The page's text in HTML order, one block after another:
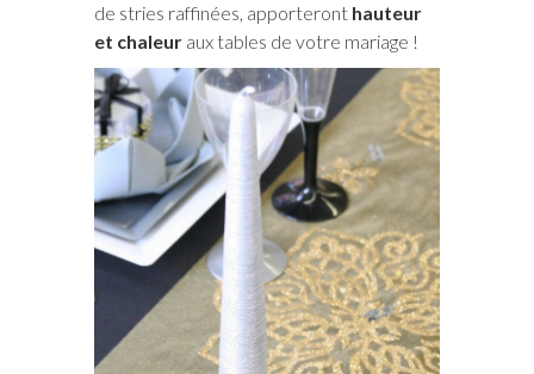
de stries raffinées, apporteront hauteur
et chaleur aux tables de votre mariage !